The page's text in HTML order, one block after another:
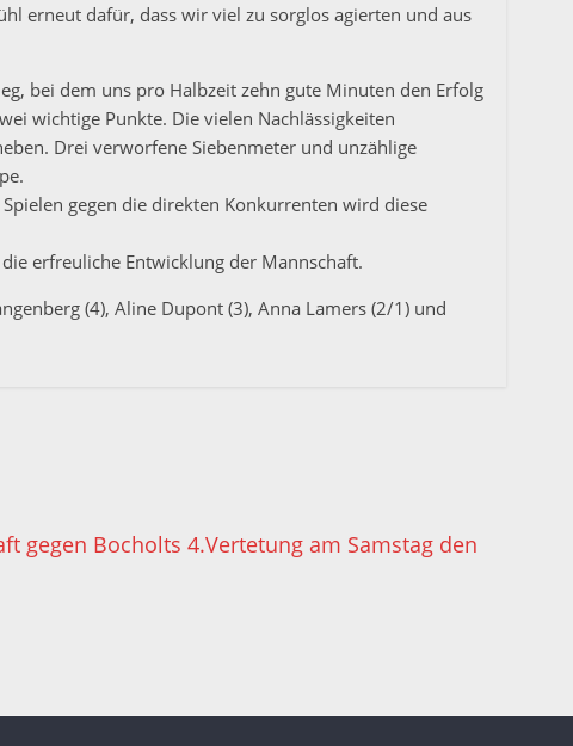
erneut dafür, dass wir viel zu sorglos agierten und aus
bei dem uns pro Halbzeit zehn gute Minuten den Erfolg
wichtige Punkte. Die vielen Nachlässigkeiten
Drei verworfene Siebenmeter und unzählige
gegen die direkten Konkurrenten wird diese
erfreuliche Entwicklung der Mannschaft.
(4), Aline Dupont (3), Anna Lamers (2/1) und
gegen Bocholts 4.Vertetung am Samstag den